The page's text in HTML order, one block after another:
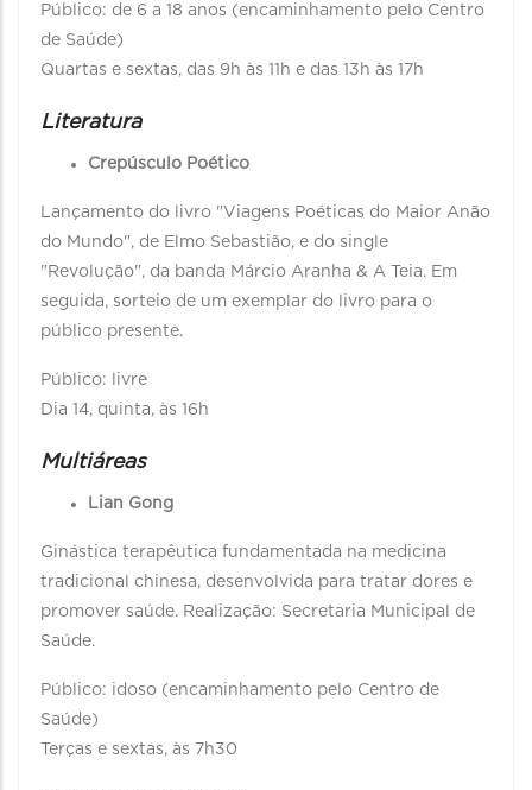
Público: de 6 a 18 anos (encaminhamento pelo Centro
de Saúde)
Quartas e sextas, das 9h às 11h e das 13h às 17h
Literatura
Crepúsculo Poético
Lançamento do livro "Viagens Poéticas do Maior Anão
do Mundo", de Elmo Sebastião, e do single
"Revolução", da banda Márcio Aranha & A Teia. Em
seguida, sorteio de um exemplar do livro para o
público presente.
Público: livre
Dia 14, quinta, às 16h
Multiáreas
Lian Gong
Ginástica terapêutica fundamentada na medicina
tradicional chinesa, desenvolvida para tratar dores e
promover saúde. Realização: Secretaria Municipal de
Saúde.
Público: idoso (encaminhamento pelo Centro de
Saúde)
Terças e sextas, às 7h30